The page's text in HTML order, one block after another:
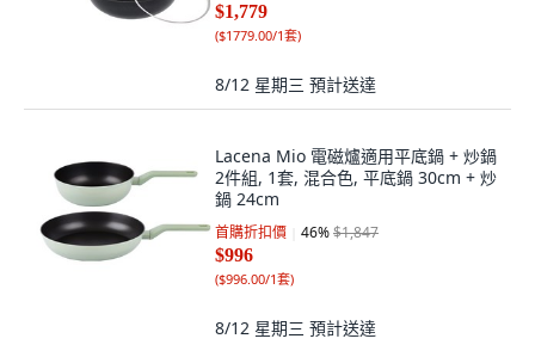
$1,779
($1779.00/1套)
8/12 星期三 預計送達
Lacena Mio 電磁爐適用平底鍋 + 炒鍋
2件組, 1套, 混合色, 平底鍋 30cm + 炒
鍋 24cm
首購折扣價 46%$1,847
$996
($996.00/1套)
8/12 星期三 預計送達